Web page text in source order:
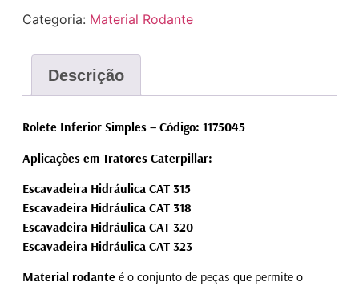
Categoria: Material Rodante
Descrição
Rolete Inferior Simples – Código: 1175045
Aplicações em Tratores Caterpillar:
Escavadeira Hidráulica CAT 315
Escavadeira Hidráulica CAT 318
Escavadeira Hidráulica CAT 320
Escavadeira Hidráulica CAT 323
Material rodanteé o conjunto de peças que permite o